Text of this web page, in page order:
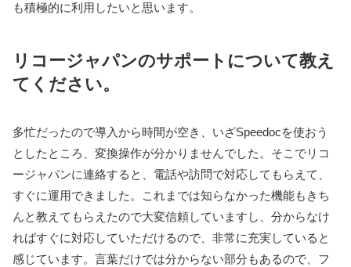
も積極的に利用したいと思います。
リコージャパンのサポートについて教え
てください。
多忙だったので導入から時間が空き、いざSpeedocを使おう
としたところ、変換操作が分かりませんでした。そこでリコ
ージャパンに連絡すると、電話や訪問で対応してもらえて、
すぐに運用できました。これまでは知らなかった機能もきち
んと教えてもらえたので大変信頼していますし、分からなけ
ればすぐに対応していただけるので、非常に充実していると
感じています。言葉だけでは分からない部分もあるので、フ